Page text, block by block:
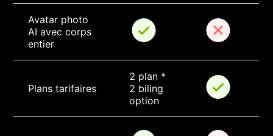
Avatar photo
AI avec corps
entier
Plans tarifaires
2 plan *
2 biling
option